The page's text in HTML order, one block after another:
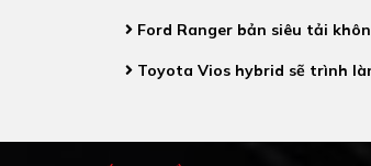
Ford Ranger bản siêu tải
Toyota Vios hybrid sẽ trình